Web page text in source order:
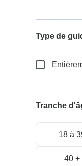
Type de
Tranche
18 à
40 +